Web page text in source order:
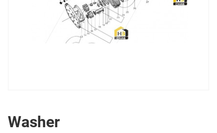
Washer